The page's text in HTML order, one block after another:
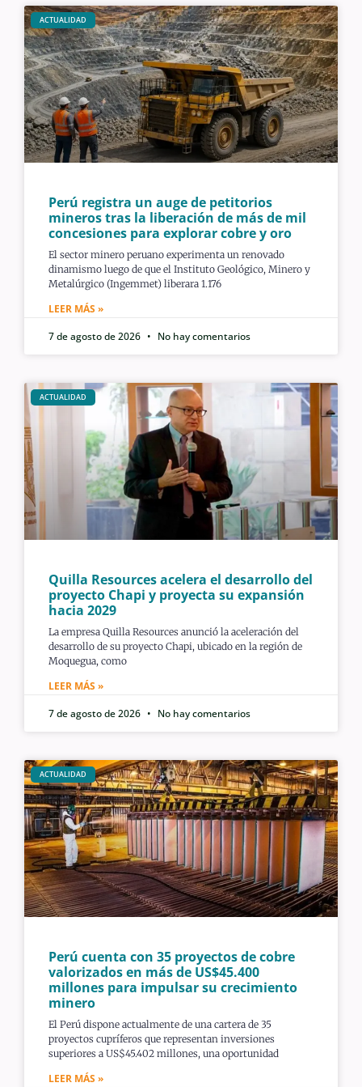
ACTUALIDAD
Perú registra un auge de petitorios
mineros tras la liberación de más de mil
concesiones para explorar cobre y oro
El sector minero peruano experimenta un renovado
dinamismo luego de que el Instituto Geológico, Minero y
Metalúrgico (Ingemmet) liberara 1.176
LEER MÁS »
7 de agosto de 2026
No hay comentarios
ACTUALIDAD
Quilla Resources acelera el desarrollo del
proyecto Chapi y proyecta su expansión
hacia 2029
La empresa Quilla Resources anunció la aceleración del
desarrollo de su proyecto Chapi, ubicado en la región de
Moquegua, como
LEER MÁS »
7 de agosto de 2026
No hay comentarios
ACTUALIDAD
Perú cuenta con 35 proyectos de cobre
valorizados en más de US$45.400
millones para impulsar su crecimiento
minero
El Perú dispone actualmente de una cartera de 35
proyectos cupríferos que representan inversiones
superiores a US$45.402 millones, una oportunidad
LEER MÁS »